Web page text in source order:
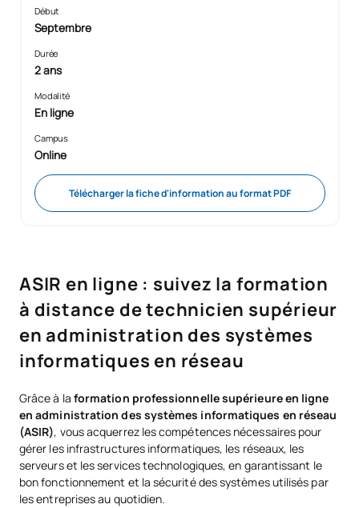
Début
Septembre
Durée
2 ans
Modalité
En ligne
Campus
Online
Télécharger la fiche d'information au format PDF
ASIR en ligne : suivez la formation
à distance de technicien supérieur
en administration des systèmes
informatiques en réseau
Grâce à la formation professionnelle supérieure en ligne
en administration des systèmes informatiques en réseau
(ASIR), vous acquerrez les compétences nécessaires pour
gérer les infrastructures informatiques, les réseaux, les
serveurs et les services technologiques, en garantissant le
bon fonctionnement et la sécurité des systèmes utilisés par
les entreprises au quotidien.